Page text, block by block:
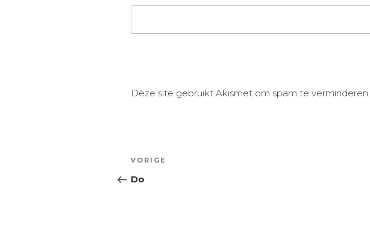
Deze site gebruikt Akismet om spam te verminderen.
Bericht
navigatie
Vorig
bericht
VORIGE
Do